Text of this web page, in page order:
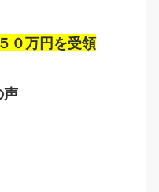
０万円を受領
声